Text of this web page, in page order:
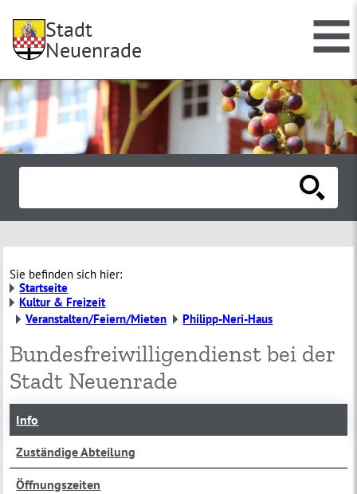
Stadt
Neuenrade
Sie befinden sich hier:
Startseite
Kultur & Freizeit
Veranstalten/Feiern/Mieten
Philipp-Neri-Haus
Bundesfreiwilligendienst bei der
Stadt Neuenrade
Info
Zuständige Abteilung
Öffnungszeiten